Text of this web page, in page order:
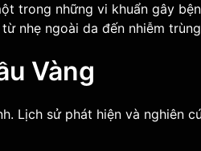
trong những vi khuẩn gây
nhẹ ngoài da đến nhiễm
Vàng
Lịch sử phát hiện và nghiên